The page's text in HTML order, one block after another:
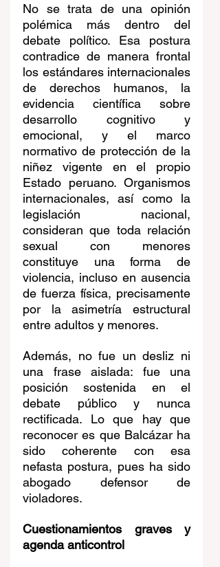
No se trata de una opinión
polémica más dentro del
debate político. Esa postura
contradice de manera frontal
los estándares internacionales
de derechos humanos, la
evidencia científica sobre
desarrollo cognitivo y
emocional, y el marco
normativo de protección de la
niñez vigente en el propio
Estado peruano. Organismos
internacionales, así como la
legislación nacional,
consideran que toda relación
sexual con menores
constituye una forma de
violencia, incluso en ausencia
de fuerza física, precisamente
por la asimetría estructural
entre adultos y menores.
Además, no fue un desliz ni
una frase aislada: fue una
posición sostenida en el
debate público y nunca
rectificada. Lo que hay que
reconocer es que Balcázar ha
sido coherente con esa
nefasta postura, pues ha sido
abogado defensor de
violadores.
Cuestionamientos graves y
agenda anticontrol